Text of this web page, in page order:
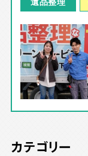
カテゴリー